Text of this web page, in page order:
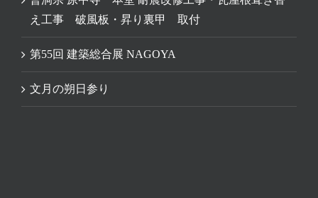
え工事 破風板・昇り裏甲 取付
第55回 建築総合展 NAGOYA
文月の朔日参り